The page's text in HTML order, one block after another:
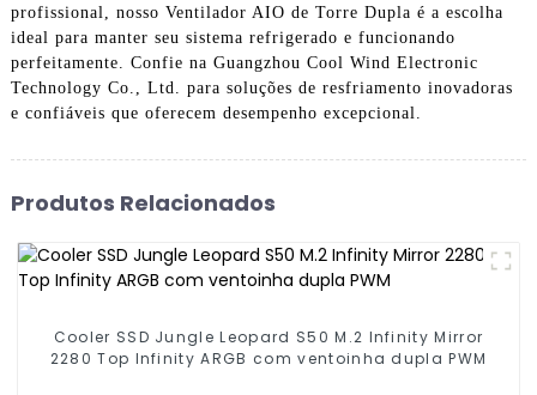
profissional, nosso Ventilador AIO de Torre Dupla é a escolha
ideal para manter seu sistema refrigerado e funcionando
perfeitamente. Confie na Guangzhou Cool Wind Electronic
Technology Co., Ltd. para soluções de resfriamento inovadoras
e confiáveis ​​que oferecem desempenho excepcional.
Produtos Relacionados
Cooler SSD Jungle Leopard S50 M.2 Infinity Mirror
2280 Top Infinity ARGB com ventoinha dupla PWM